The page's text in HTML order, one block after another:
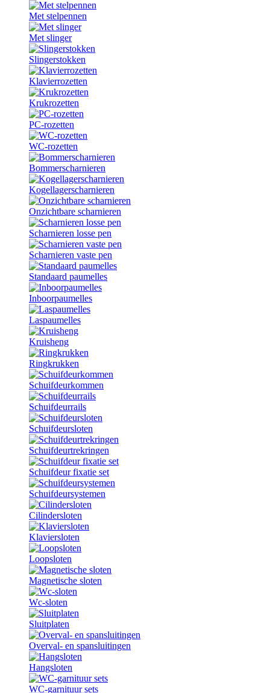
Met stelpennen
Met slinger
Slingerstokken
Klavierrozetten
Krukrozetten
PC-rozetten
WC-rozetten
Bommerscharnieren
Kogellagerscharnieren
Onzichtbare scharnieren
Scharnieren losse pen
Scharnieren vaste pen
Standaard paumelles
Inboorpaumelles
Laspaumelles
Kruisheng
Ringkrukken
Schuifdeurkommen
Schuifdeurrails
Schuifdeursloten
Schuifdeurtrekringen
Schuifdeur fixatie set
Schuifdeursystemen
Cilindersloten
Klaviersloten
Loopsloten
Magnetische sloten
Wc-sloten
Sluitplaten
Overval- en spansluitingen
Hangsloten
WC-garnituur sets